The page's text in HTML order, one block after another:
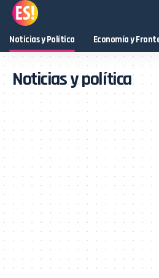
Noticias y Política Economía y
Noticias y política